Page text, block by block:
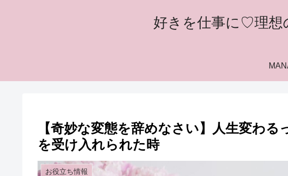
好きを仕事に♡理想
【奇妙な変態を辞めなさい】人生変わ
を受け入れられた時
お役立ち情報